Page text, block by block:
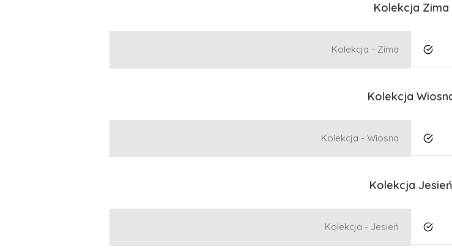
Kolekcja Zima
Kolekcja - Zima Tak
Kolekcja
Kolekcja - Wiosna Tak
Kolekcja Jesień
Kolekcja - Jesień Tak